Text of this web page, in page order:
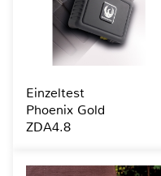
Einzeltest
Phoenix Gold
ZDA4.8